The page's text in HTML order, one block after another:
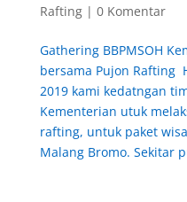
Rafting| 0 Komentar
Gathering BBPMSOH
bersama Pujon Rafting
2019 kami kedatngan
Kementerian utuk
rafting, untuk paket
Malang Bromo. Sekitar